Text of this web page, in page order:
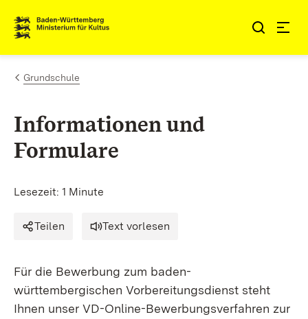
Zum Inhalt springen
Link zur Startseite
Grundschule
Informationen und
Formulare
Lesezeit: 1 Minute
Teilen Text vorlesen
Für die Bewerbung zum baden-
württembergischen Vorbereitungsdienst steht
Ihnen unser VD-Online-Bewerbungsverfahren zur